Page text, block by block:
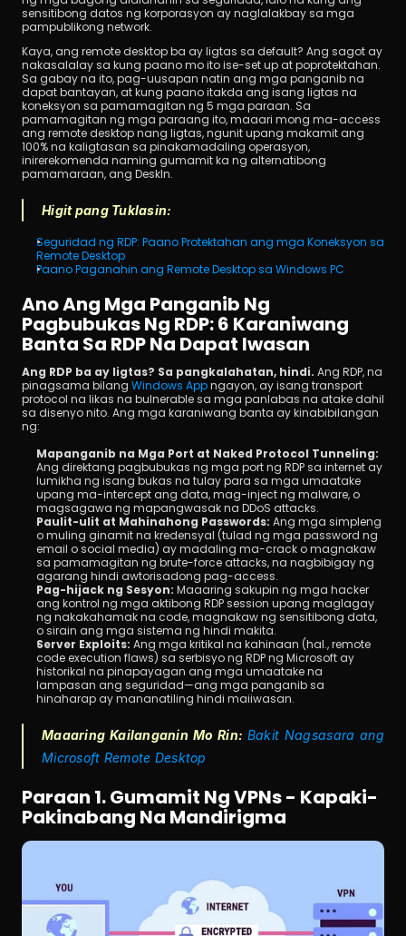
sensitibong datos ng korporasyon ay naglalakbay sa mga
pampublikong network.
Kaya, ang remote desktop ba ay ligtas sa default? Ang sagot ay
nakasalalay sa kung paano mo ito ise-set up at poprotektahan.
Sa gabay na ito, pag-uusapan natin ang mga panganib na
dapat bantayan, at kung paano itakda ang isang ligtas na
koneksyon sa pamamagitan ng 5 mga paraan. Sa
pamamagitan ng mga paraang ito, maaari mong ma-access
ang remote desktop nang ligtas, ngunit upang makamit ang
100% na kaligtasan sa pinakamadaling operasyon,
inirerekomenda naming gumamit ka ng alternatibong
pamamaraan, ang DeskIn.
Higit pang Tuklasin:
Seguridad ng RDP: Paano Protektahan ang mga Koneksyon sa
Remote Desktop
Paano Paganahin ang Remote Desktop sa Windows PC
Ano Ang Mga Panganib Ng
Pagbubukas Ng RDP: 6 Karaniwang
Banta Sa RDP Na Dapat Iwasan
Ang RDP ba ay ligtas? Sa pangkalahatan, hindi. Ang RDP, na
pinagsama bilang Windows App ngayon, ay isang transport
protocol na likas na bulnerable sa mga panlabas na atake dahil
sa disenyo nito. Ang mga karaniwang banta ay kinabibilangan
ng:
Mapanganib na Mga Port at Naked Protocol Tunneling:
Ang direktang pagbubukas ng mga port ng RDP sa internet ay
lumikha ng isang bukas na tulay para sa mga umaatake
upang ma-intercept ang data, mag-inject ng malware, o
magsagawa ng mapangwasak na DDoS attacks.
Paulit-ulit at Mahinahong Passwords: Ang mga simpleng
o muling ginamit na kredensyal (tulad ng mga password ng
email o social media) ay madaling ma-crack o magnakaw
sa pamamagitan ng brute-force attacks, na nagbibigay ng
agarang hindi awtorisadong pag-access.
Pag-hijack ng Sesyon: Maaaring sakupin ng mga hacker
ang kontrol ng mga aktibong RDP session upang maglagay
ng nakakahamak na code, magnakaw ng sensitibong data,
o sirain ang mga sistema ng hindi makita.
Server Exploits: Ang mga kritikal na kahinaan (hal., remote
code execution flaws) sa serbisyo ng RDP ng Microsoft ay
historikal na pinapayagan ang mga umaatake na
lampasan ang seguridad—ang mga panganib sa
hinaharap ay mananatiling hindi maiiwasan.
Maaaring Kailanganin Mo Rin: Bakit Nagsasara ang
Microsoft Remote Desktop
Paraan 1. Gumamit Ng VPNs - Kapaki-
Pakinabang Na Mandirigma
I-download